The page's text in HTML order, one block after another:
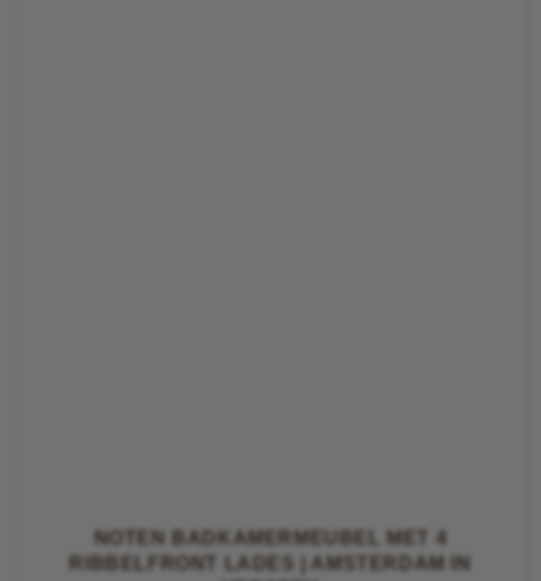
NOTEN BADKAMERMEUBEL MET 4
RIBBELFRONT LADES | AMSTERDAM IN